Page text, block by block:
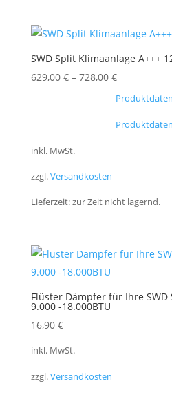
SWD Split Klimaanlage A+++
629,00 €– 728,00 €
inkl. MwSt.
zzgl.Versandkosten
Lieferzeit:zur Zeit nicht lagernd.
Flüster Dämpfer für Ihre SWD
9.000 -18.000BTU
16,90 €
inkl. MwSt.
zzgl.Versandkosten